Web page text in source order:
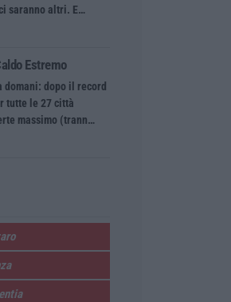
saranno altri. E…
Estremo
domani: dopo il record
tutte le 27 città
massimo (trann…